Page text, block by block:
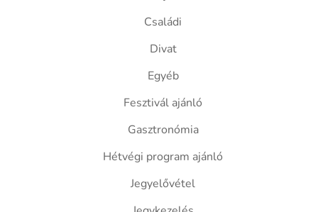
Családi
Divat
Egyéb
Fesztivál ajánló
Gasztronómia
Hétvégi program ajánló
Jegyelővétel